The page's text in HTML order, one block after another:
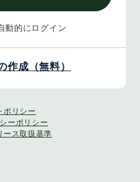
動的にログイン
作成（無料）
ポリシー
ーポリシー
ース取扱基準